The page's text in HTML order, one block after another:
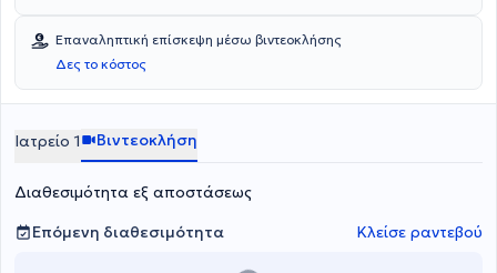
Ρευματολογία στο ΓΝΑ ΚΑΤ. Διαθέτει εμπειρία στα συστηματικά
αυτοάνοσα νοσήματα, την οστεοαρθρίτιδα , την οστεοπόρωση και
λοιπες παθήσεις του μυοσκελετικού συστήματος. Είναι μέλος της
Ελληνικής Ρευματολογικής Εταιρείας και της Ελληνικής Εταιρείας
Επαναληπτική επίσκεψη μέσω βιντεοκλήσης
Δες το κόστος
Ιατρείο 1 Βιντεοκλήση
Διαθεσιμότητα εξ αποστάσεως
Επόμενη διαθεσιμότητα
Κλείσε ραντεβού